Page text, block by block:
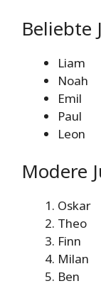
Beliebte
Liam
Noah
Emil
Paul
Leon
Modere
Oskar
Theo
Finn
Milan
Ben